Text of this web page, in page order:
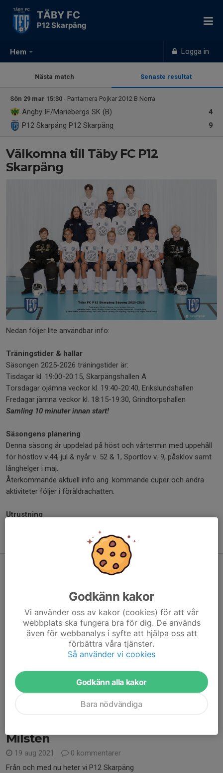
Hem Logga in
TÄBY FC
P12 Skarpäng
Nästa match Senaste resultat
Sön 29 mar 15:30 - Pantamera Pojkar 2012 B Norra
4
Ängby IF/Mariebergs SK (B)
9
P12 Skarpäng P12 Skarpäng
Välkomna till Täby FC P12
Skarpäng
Nedan följer lite användbar info:
Träningstider & hallar
Säsongen 2025-2026 träningstider är:
Tisdagar kl. 19:00-20:15, Skarpängshallen A
Torsdagar ojämna veckor kl. 19:40-20:40, Erikslundshallen
Fredagar jämna veckor kl. 18:15-19:30, Grindtorpshallen
Samling 10 minuter innan start!
Säsongens planering
Denna säsong är uppdelad på höst och vårtermin med uppehåll
för höstlov v.44, jul & nyår v. 52 & 1, Sportlov v. 9, påsklov samt
långhelger i maj.
Återkommande aktuell info ang. kommande cuper och andra
aktiviteter följer i föräldrachatten.
Utrustning
Kontaktuppgifter finns underTruppentill vänster.
Säsong 2023/2024
ÄNTLIGEN är vi nära:
Den 22 augusti drar innebandysäsongen för 2023/2024 igång!
Nedan följer lite användbar info:
Träningstider & hallar
Denna säsongs träningstider är:
Tisdagar kl. 18.10-19.30 i Drakskeppshallen, Viggbyholm...
Läs mer
Milsten
19 aug 2021
0 kommentarer
Från och med nu heter vi P12 Skarpäng
Godkänn kakor
Vi använder oss av kakor (cookies) för att vår
webbplats ska fungera bra för dig. De används
även för webbanalys i syfte att hjälpa oss att
förbättra våra tjänster.
Så använder vi cookies
Godkänn alla kakor
Bara nödvändiga